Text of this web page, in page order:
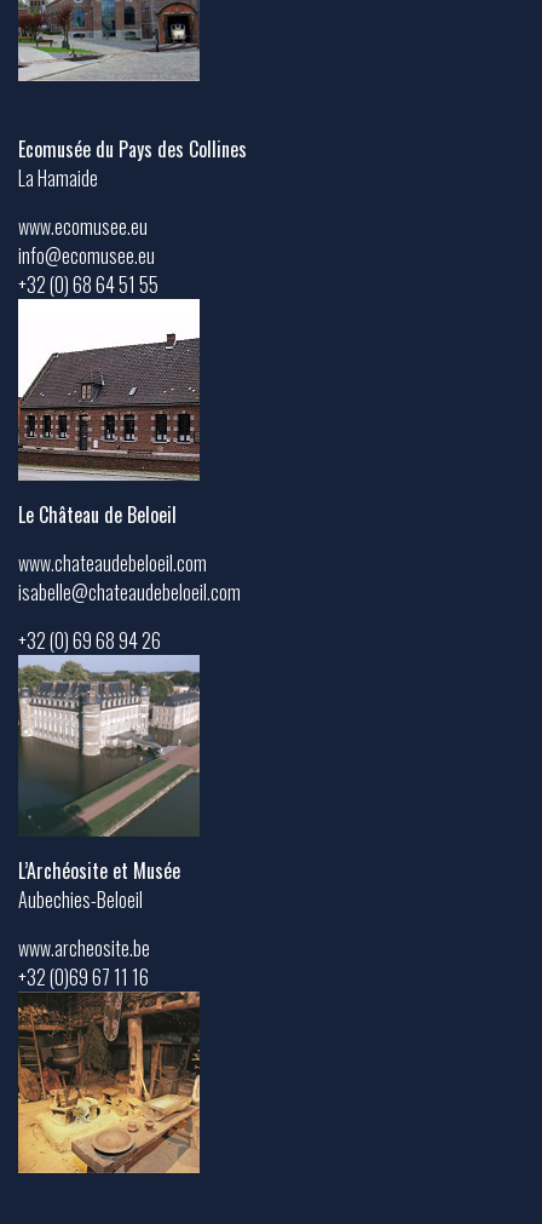
Ecomusée du Pays des Collines
La Hamaide
www.ecomusee.eu
info@ecomusee.eu
+32 (0) 68 64 51 55
Le Château de Beloeil
www.chateaudebeloeil.com
isabelle@chateaudebeloeil.com
+32 (0) 69 68 94 26
L’Archéosite et Musée
Aubechies-Beloeil
www.archeosite.be
+32 (0)69 67 11 16